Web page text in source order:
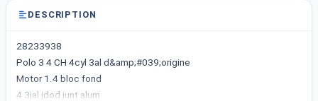
DESCRIPTION
28233938
Polo 3 4 CH 4cyl 3al d&amp;#039;origine
Motor 1.4 bloc fond
4 3jal jdod junt alum